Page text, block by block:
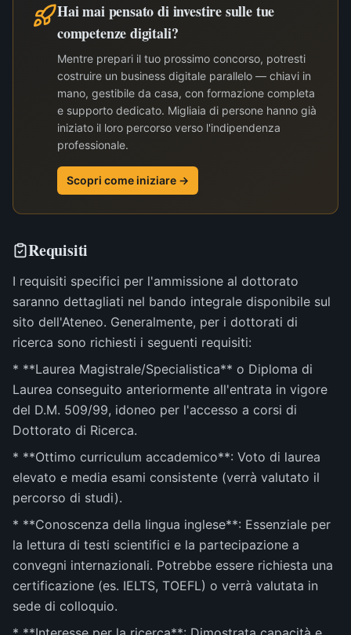
Hai mai pensato di investire sulle tue
competenze digitali?
Mentre prepari il tuo prossimo concorso, potresti
costruire un business digitale parallelo — chiavi in
mano, gestibile da casa, con formazione completa
e supporto dedicato. Migliaia di persone hanno già
iniziato il loro percorso verso l'indipendenza
professionale.
Scopri come iniziare →
Requisiti
I requisiti specifici per l'ammissione al dottorato
saranno dettagliati nel bando integrale disponibile sul
sito dell'Ateneo. Generalmente, per i dottorati di
ricerca sono richiesti i seguenti requisiti:
* **Laurea Magistrale/Specialistica** o Diploma di
Laurea conseguito anteriormente all'entrata in vigore
del D.M. 509/99, idoneo per l'accesso a corsi di
Dottorato di Ricerca.
* **Ottimo curriculum accademico**: Voto di laurea
elevato e media esami consistente (verrà valutato il
percorso di studi).
* **Conoscenza della lingua inglese**: Essenziale per
la lettura di testi scientifici e la partecipazione a
convegni internazionali. Potrebbe essere richiesta una
certificazione (es. IELTS, TOEFL) o verrà valutata in
sede di colloquio.